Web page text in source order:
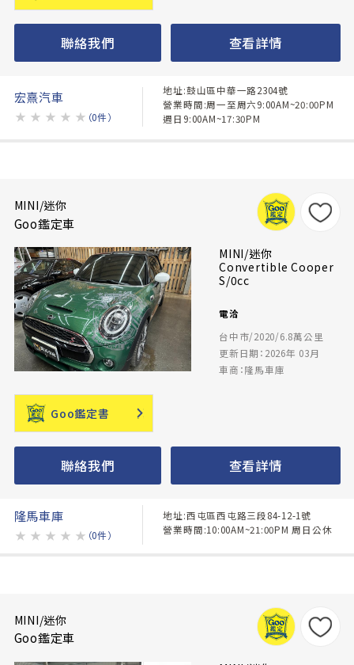
聯絡我們 查看詳情
宏熹汽車
★ ★ ★ ★ ★ （0件）
地址:鼓山區中華一路2304號
營業時間:周一至周六9:00AM~20:00PM
週日9:00AM~17:30PM
MINI/迷你
Goo鑑定車
MINI/迷你
Convertible Cooper
S/0cc
電洽
台中市/2020/6.8萬公里
更新日期：2026年 03月
車商：隆馬車庫
Goo鑑定書
聯絡我們 查看詳情
隆馬車庫
★ ★ ★ ★ ★ （0件）
地址:西屯區西屯路三段84-12-1號
營業時間:10:00AM~21:00PM 周日公休
MINI/迷你
Goo鑑定車